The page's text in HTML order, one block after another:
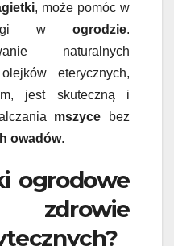
, może pomóc w
w ogrodzie.
naturalnych
eterycznych,
jest skuteczną i
mszyce bez
owadów.
ogrodowe
zdrowie